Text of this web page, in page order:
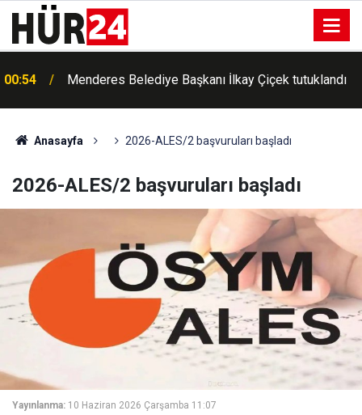
00:54 Menderes Belediye Başkanı İlkay Çiçek tutuklandı
00:42 Erdemli'de Kur'an kursu öğrencileri piknikte buluştu
Anasayfa 2026-ALES/2 başvuruları başladı
2026-ALES/2 başvuruları başladı
Yayınlanma: 10 Haziran 2026 Çarşamba 11:07